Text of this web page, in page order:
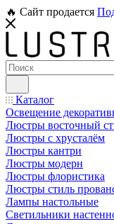
🔥 Сайт продается
Каталог
Освещение
Люстры восточный
Люстры с хрусталём
Люстры кантри
Люстры модерн
Люстры флористика
Люстры стиль
Лампы настольные
Светильники